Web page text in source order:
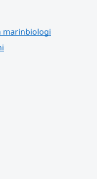
marinbiologi